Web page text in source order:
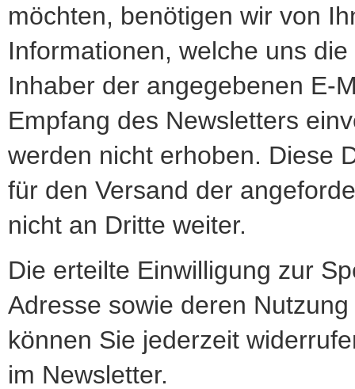
möchten, benötigen wir von
Informationen, welche uns
Inhaber der angegebenen E-
Empfang des Newsletters
werden nicht erhoben. Diese
für den Versand der
nicht an Dritte weiter.
Die erteilte Einwilligung zur
Adresse sowie deren
können Sie jederzeit
im Newsletter.